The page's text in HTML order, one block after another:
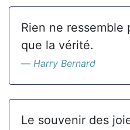
Rien ne ressemble
que la vérité.
Harry Bernard
Le souvenir des